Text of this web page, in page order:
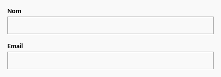
Nom
Email